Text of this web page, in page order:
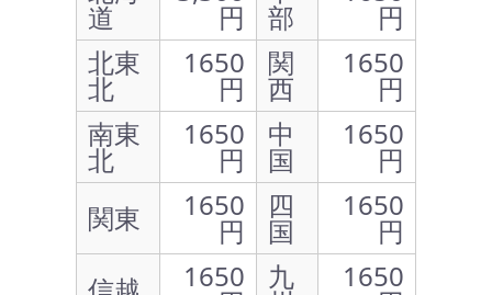
道 円 部
円
北東
北
1650
円
関
西
1650
円
南東
北
1650
円
中
国
1650
円
関東
1650
円
四
国
1650
円
1650 九 1650